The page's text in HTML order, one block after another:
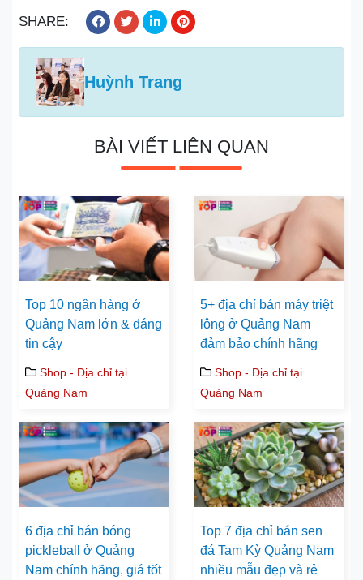
SHARE:
Huỳnh Trang
BÀI VIẾT LIÊN QUAN
Top 10 ngân hàng ở
Quảng Nam lớn & đáng
tin cậy
Shop - Địa chỉ tại
Quảng Nam
5+ địa chỉ bán máy triệt
lông ở Quảng Nam
đảm bảo chính hãng
Shop - Địa chỉ tại
Quảng Nam
6 địa chỉ bán bóng
pickleball ở Quảng
Nam chính hãng, giá tốt
Top 7 địa chỉ bán sen
đá Tam Kỳ Quảng Nam
nhiều mẫu đẹp và rẻ